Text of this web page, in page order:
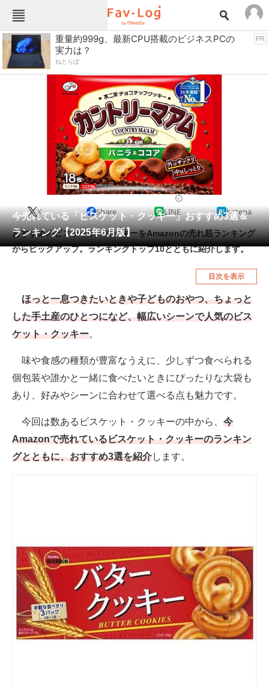
Fav-Logカテゴリー一覧
TOP
インテリア・収納 おもちゃ・ホビー
キッチン家電
ゲーム
コンテンツ・サービス スイーツ・お菓子
スポーツ・レジャー スマホ・携帯電話
パソコン・タブレット ファッション
ペット 家電
工具・DIY 本・DVD・CD
釣り具・釣り用品
食器・グラス・カトラリー
ITの今と未来を見通す
スマホと通信の最新トレンド
AI活用のいまが分かる
企業ITのトレンドを詳説
経営リーダーのコミュニティ
マーケ×ITの今がよく分かる
重量約999g、最新CPU搭載のビジネスPCの
実力は？
ねとらぼ
PR
今売れている「ビスケット・クッキー」おすすめ3選＆
ランキング【2025年6月版】
X Share LINE hatena
おすすめのビスケット・クッキーをAmazonの売れ筋ランキング
からピックアップ。ランキングトップ10とともに紹介します。
目次を表示
ほっと一息つきたいときや子どものおやつ、ちょっと
した手土産のひとつになど、幅広いシーンで人気のビス
ケット・クッキー。
味や食感の種類が豊富なうえに、少しずつ食べられる
個包装や誰かと一緒に食べたいときにぴったりな大袋も
あり、好みやシーンに合わせて選べる点も魅力です。
今回は数あるビスケット・クッキーの中から、 今
Amazonで売れているビスケット・クッキーのランキン
グとともに、おすすめ3選を紹介します。